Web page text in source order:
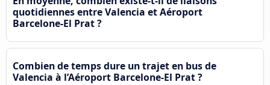
quotidiennes entre Valencia et Aéroport
Barcelone-El Prat ?
Combien de temps dure un trajet en bus de
Valencia à l’Aéroport Barcelone-El Prat ?